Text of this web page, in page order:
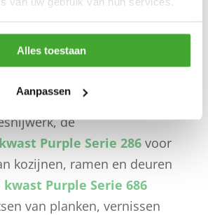
Alles toestaan
Aanpassen
de fijne haarverdeling voor
en vloei van de verf.
Purple Serie 786
de
Purple Serie 286voor
kozijnen, ramen en deuren
Purple Serie 686
van planken, vernissen